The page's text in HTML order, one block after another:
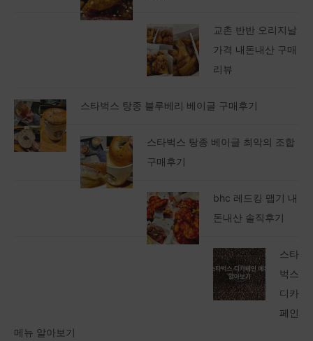
교촌 반반 오리지날
가격 내돈내산 구매
리뷰
스타벅스 탕종 블루베리 베이글 구매후기
스타벅스 탕종 베이글 최악의 조합
구매후기
bhc 레드킹 맵기 내
돈내산 솔직후기
스타
벅스
디카
페인
메뉴 알아보기